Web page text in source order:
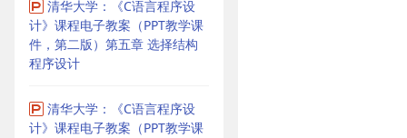
清华大学：《C语言程序设
计》课程电子教案（PPT教学课
件，第二版）第五章 选择结构
程序设计
清华大学：《C语言程序设
计》课程电子教案（PPT教学课